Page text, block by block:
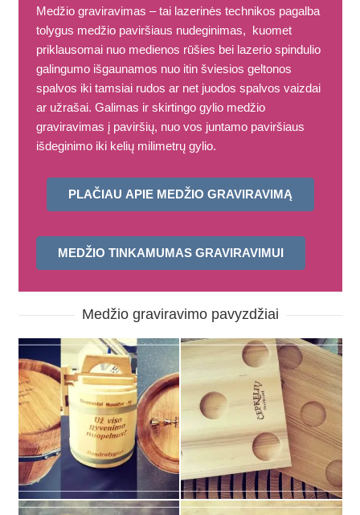
Medžio graviravimas – tai lazerinės technikos pagalba
tolygus medžio paviršiaus nudeginimas, kuomet
priklausomai nuo medienos rūšies bei lazerio spindulio
galingumo išgaunamos nuo itin šviesios geltonos
spalvos iki tamsiai rudos ar net juodos spalvos vaizdai
ar užrašai. Galimas ir skirtingo gylio medžio
graviravimas į paviršių, nuo vos juntamo paviršiaus
išdeginimo iki kelių milimetrų gylio.
PLAČIAU APIE MEDŽIO GRAVIRAVIMĄ
MEDŽIO TINKAMUMAS GRAVIRAVIMUI
Medžio graviravimo pavyzdžiai